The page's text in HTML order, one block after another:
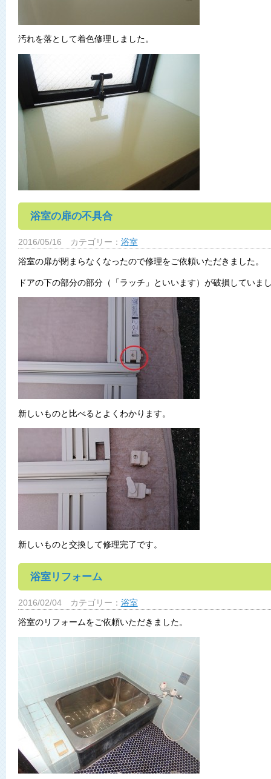
汚れを落として着色修理しました。
浴室の扉の不具合
2016/05/16 カテゴリー： 浴室
浴室の扉が閉まらなくなったので修理をご依頼いただきました。
ドアの下の部分の部分（「ラッチ」といいます）が破損していま
新しいものと比べるとよくわかります。
新しいものと交換して修理完了です。
浴室リフォーム
2016/02/04 カテゴリー： 浴室
浴室のリフォームをご依頼いただきました。